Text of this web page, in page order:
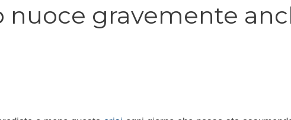
nuoce gravemente